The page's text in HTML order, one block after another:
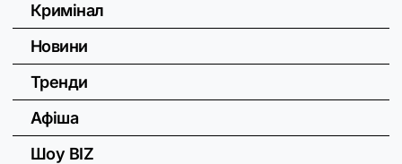
Кримінал
Новини
Тренди
Афіша
Шоу BIZ